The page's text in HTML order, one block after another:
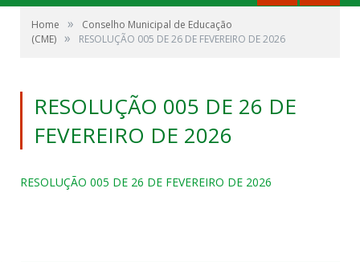
Home »
Conselho Municipal de Educação
(CME) » RESOLUÇÃO 005 DE 26 DE FEVEREIRO DE 2026
RESOLUÇÃO 005 DE 26 DE
FEVEREIRO DE 2026
RESOLUÇÃO 005 DE 26 DE FEVEREIRO DE 2026